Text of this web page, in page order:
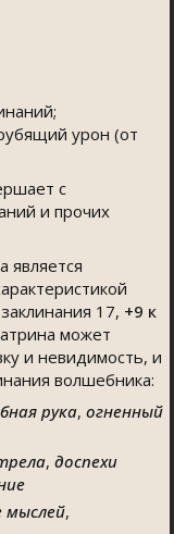
урон (от
с
и прочих
является
17, +9 к
может
и невидимость, и
волшебника:
рука, огненный
, доспехи
мыслей,